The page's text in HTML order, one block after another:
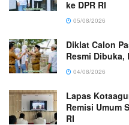
ke DPR RI
05/08/2026
Diklat Calon
Resmi Dibuka,
04/08/2026
Lapas
Remisi Umum
RI